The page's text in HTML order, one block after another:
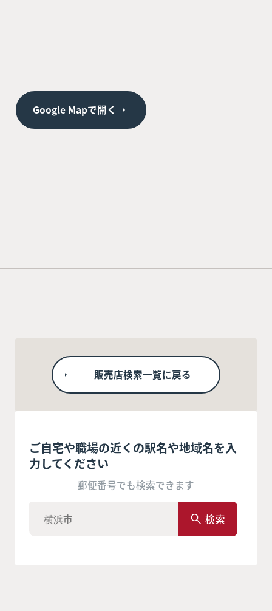
Google Mapで開く
販売店検索一覧に戻る
ご自宅や職場の近くの駅名や地域名を入
力してください
郵便番号でも検索できます
検索